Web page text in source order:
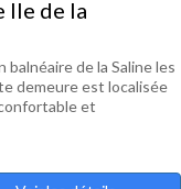
Ile de la
de la Saline les
demeure est localisée
et